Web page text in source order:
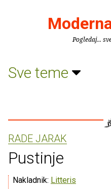
Pogledaj...
Sve teme
RADE JARAK
Pustinje
Nakladnik: Litteris